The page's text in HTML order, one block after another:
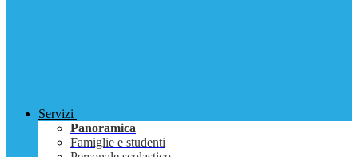
Servizi
Panoramica
Famiglie e studenti